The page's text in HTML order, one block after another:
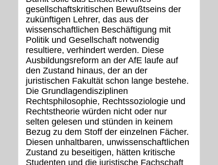
gesellschaftskritischen Bewußtseins der
zukünftigen Lehrer, das aus der
wissenschaftlichen Beschäftigung mit
Politik und Gesellschaft notwendig
resultiere, verhindert werden. Diese
Ausbildungsreform an der AfE laufe auf
den Zustand hinaus, der an der
juristischen Fakultät schon lange bestehe.
Die Grundlagendisziplinen
Rechtsphilosophie, Rechtssoziologie und
Rechtstheorie würden nicht oder nur
selten gelesen und stünden in keinem
Bezug zu dem Stoff der einzelnen Fächer.
Diesen unhaltbaren, unwissenschaftlichen
Zustand zu beseitigen, hätten kritische
Studenten und die juristische Fachschaft